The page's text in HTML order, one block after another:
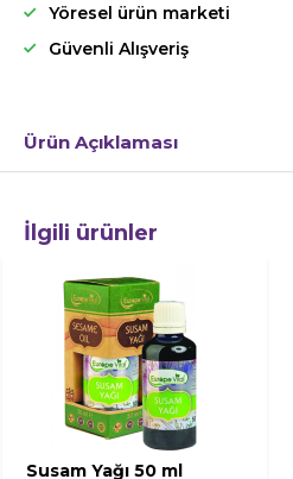
Yöresel ürün marketi
Güvenli Alışveriş
Ürün Açıklaması
İlgili ürünler
Susam Yağı 50 ml